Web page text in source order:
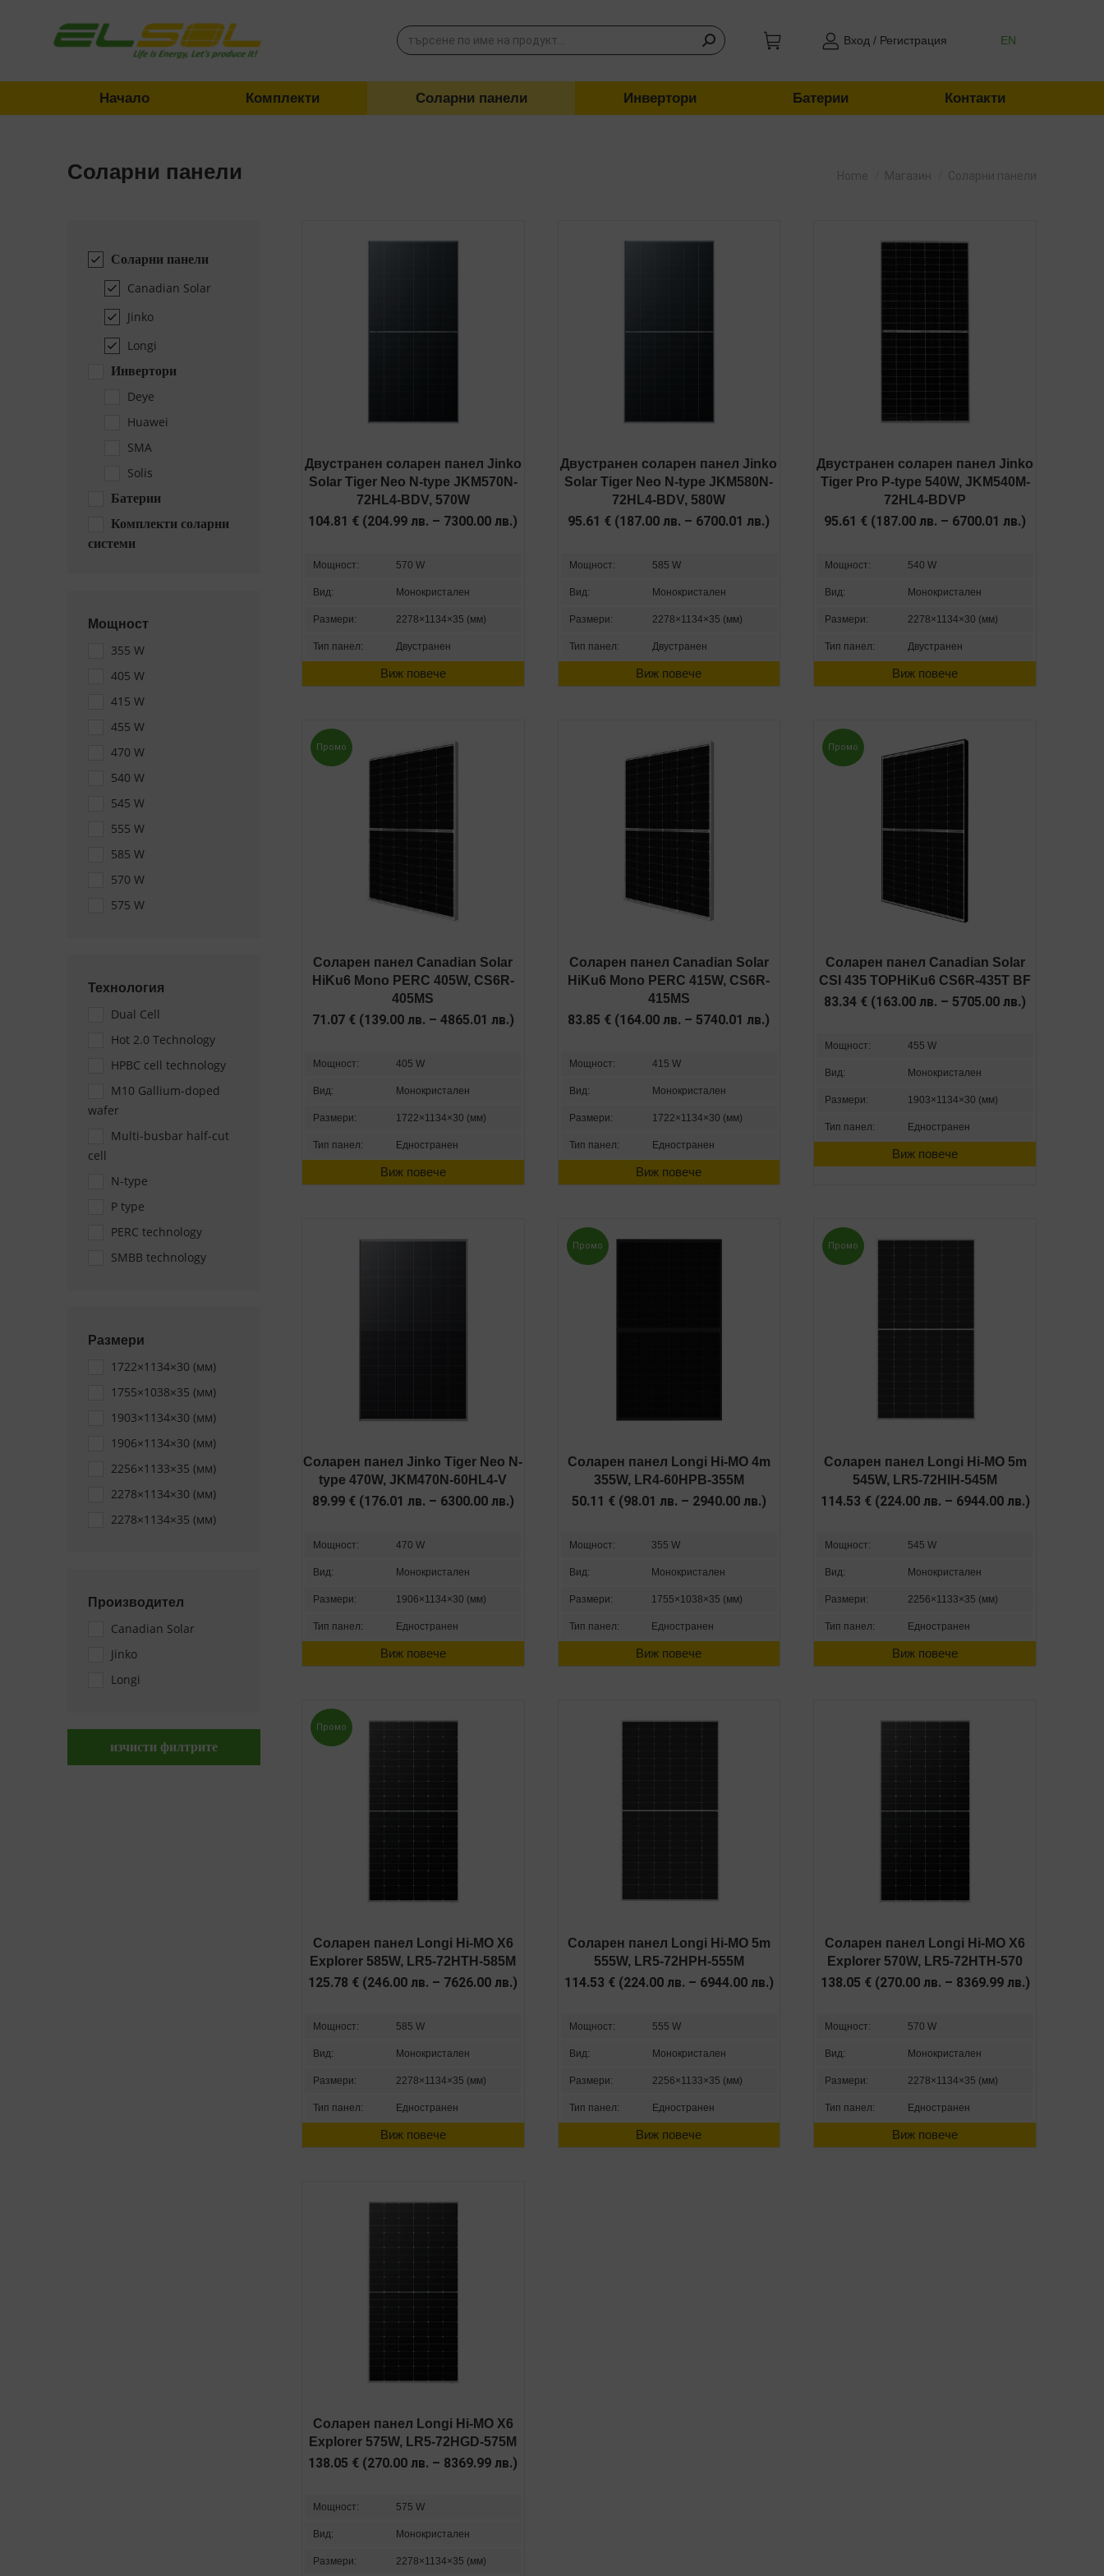
Вход / Регистрация EN
Начало Комплекти Соларни панели Инвертори Батерии Контакти
Соларни панели You are here:
Home Магазин Соларни панели
Двустранен соларен панел Jinko
Solar Tiger Neo N-type JKM570N-
72HL4-BDV, 570W
104.81 € (204.99лв. – 7300.00лв.)
Мощност: 570 W
Вид: Монокристален
Размери: 2278×1134×35 (мм)
Тип панел: Двустранен
Виж повече
Двустранен соларен панел Jinko
Solar Tiger Neo N-type JKM580N-
72HL4-BDV, 580W
95.61 € (187.00лв. – 6700.01лв.)
Мощност: 585 W
Вид: Монокристален
Размери: 2278×1134×35 (мм)
Тип панел: Двустранен
Виж повече
Двустранен соларен панел Jinko
Tiger Pro P-type 540W, JKM540M-
72HL4-BDVP
95.61 € (187.00лв. – 6700.01лв.)
Мощност: 540 W
Вид: Монокристален
Размери: 2278×1134×30 (мм)
Тип панел: Двустранен
Виж повече
Промо
Соларен панел Canadian Solar
HiKu6 Mono PERC 405W, CS6R-
405MS
71.07 € (139.00 лв. – 4865.01 лв.)
Мощност: 405 W
Вид: Монокристален
Размери: 1722×1134×30 (мм)
Тип панел: Едностранен
Виж повече
Соларен панел Canadian Solar
HiKu6 Mono PERC 415W, CS6R-
415MS
83.85 € (164.00лв. – 5740.01лв.)
Мощност: 415 W
Вид: Монокристален
Размери: 1722×1134×30 (мм)
Тип панел: Едностранен
Виж повече
Промо
Соларен панел Canadian Solar
CSI 435 TOPHiKu6 CS6R-435T BF
83.34 € (163.00лв. – 5705.00лв.)
Мощност: 455 W
Вид: Монокристален
Размери: 1903×1134×30 (мм)
Тип панел: Едностранен
Виж повече
Соларен панел Jinko Tiger Neo N-
type 470W, JKM470N-60HL4-V
89.99 € (176.01 лв. – 6300.00 лв.)
Мощност: 470 W
Вид: Монокристален
Размери: 1906×1134×30 (мм)
Тип панел: Едностранен
Виж повече
Промо
Соларен панел Longi Hi-MO 4m
355W, LR4-60HPB-355M
50.11 € (98.01 лв. – 2940.00 лв.)
Мощност: 355 W
Вид: Монокристален
Размери: 1755×1038×35 (мм)
Тип панел: Едностранен
Виж повече
Промо
Соларен панел Longi Hi-MO 5m
545W, LR5-72HIH-545M
114.53 € (224.00 лв. – 6944.00 лв.)
Мощност: 545 W
Вид: Монокристален
Размери: 2256×1133×35 (мм)
Тип панел: Едностранен
Виж повече
Промо
Соларен панел Longi Hi-MO X6
Explorer 585W, LR5-72HTH-585M
125.78 € (246.00лв. – 7626.00лв.)
Мощност: 585 W
Вид: Монокристален
Размери: 2278×1134×35 (мм)
Тип панел: Едностранен
Виж повече
Соларен панел Longi Hi-MO 5m
555W, LR5-72HPH-555M
114.53 € (224.00 лв. – 6944.00 лв.)
Мощност: 555 W
Вид: Монокристален
Размери: 2256×1133×35 (мм)
Тип панел: Едностранен
Виж повече
Соларен панел Longi Hi-MO X6
Explorer 570W, LR5-72HTH-570
138.05 € (270.00 лв. – 8369.99 лв.)
Мощност: 570 W
Вид: Монокристален
Размери: 2278×1134×35 (мм)
Тип панел: Едностранен
Виж повече
Соларен панел Longi Hi-MO X6
Explorer 575W, LR5-72HGD-575M
138.05 € (270.00лв. – 8369.99лв.)
Мощност: 575 W
Вид: Монокристален
Размери: 2278×1134×35 (мм)
Соларни панели
Canadian Solar
Jinko
Longi
Инвертори
Deye
Huawei
SMA
Solis
Батерии
Комплекти соларни
системи
Мощност
355 W
405 W
415 W
455 W
470 W
540 W
545 W
555 W
585 W
570 W
575 W
Технология
Dual Cell
Hot 2.0 Technology
HPBC cell technology
M10 Gallium-doped
wafer
Multi-busbar half-cut
cell
N-type
P type
PERC technology
SMBB technology
Размери
1722×1134×30 (мм)
1755×1038×35 (мм)
1903×1134×30 (мм)
1906×1134×30 (мм)
2256×1133×35 (мм)
2278×1134×30 (мм)
2278×1134×35 (мм)
Производител
Canadian Solar
Jinko
Longi
изчисти филтрите